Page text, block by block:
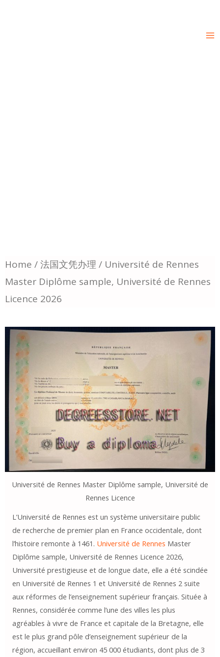
我们致力于提供全球高水平的文凭打印与证
Home /法国文凭办理 / Université de Rennes
Master Diplôme sample, Université de Rennes
Licence 2026
Université de Rennes Master Diplôme sample, Université de
Rennes Licence
L’Université de Rennes est un système universitaire public
de recherche de premier plan en France occidentale, dont
l’histoire remonte à 1461. Université de Rennes Master
Diplôme sample, Université de Rennes Licence 2026,
Université prestigieuse et de longue date, elle a été scindée
en Université de Rennes 1 et Université de Rennes 2 suite
aux réformes de l’enseignement supérieur français. Située à
Rennes, considérée comme l’une des villes les plus
agréables à vivre de France et capitale de la Bretagne, elle
est le plus grand pôle d’enseignement supérieur de la
région, accueillant environ 45 000 étudiants, dont plus de 3